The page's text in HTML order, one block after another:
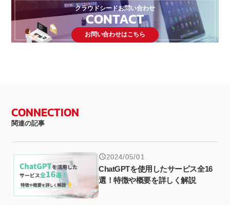
クラウドシードお問い合わせ
CONTACT
お問い合わせはこちら
CONNECTION
関連の記事
2024/05/01
ChatGPTを使用したサービス全16
選！特徴や概要を詳しく解説